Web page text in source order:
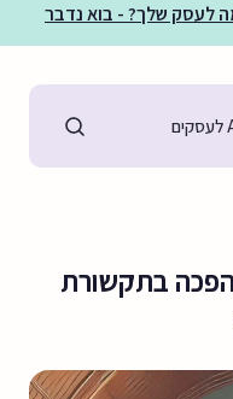
לעסק שלך? - בוא נדבר
בתקשורת